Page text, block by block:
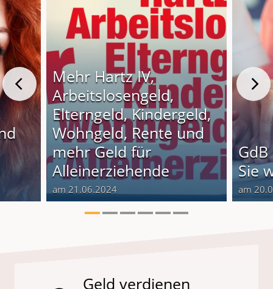
Mehr Hartz IV,
Arbeitslosengeld,
Elterngeld, Kindergeld,
Wohngeld, Rente und
mehr Geld für
Alleinerziehende
am 21.06.2024
Sie
am
Geld verdienen